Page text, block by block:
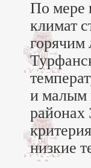
По мере
климат
горячим
и малым
районах
низкие